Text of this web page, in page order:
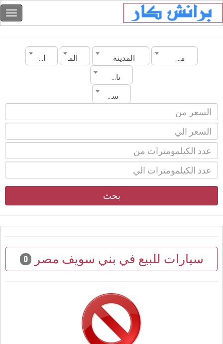
مصر المدينة الماركة
الموديل
ناقل الحركة
سنة الصنع
بحث
سيارات للبيع في بني سويف مصر 0